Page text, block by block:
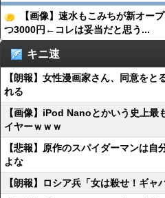
【画像】速水もこみちが新オー
つ3000円←コレは妥当だと思う...
キニ速
【朗報】女性漫画家さん、同意をと
れる
【画像】iPod Nanoとかいう史上最
イヤーｗｗｗ
【悲報】原作のスパイダーマンは
よな
【朗報】ロシア兵「女は殺せ！ギャ